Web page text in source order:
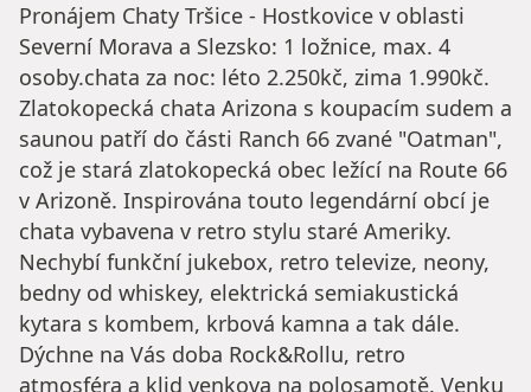
Pronájem Chaty Tršice - Hostkovice v oblasti
Severní Morava a Slezsko: 1 ložnice, max. 4
osoby.chata za noc: léto 2.250kč, zima 1.990kč.
Zlatokopecká chata Arizona s koupacím sudem a
saunou patří do části Ranch 66 zvané "Oatman",
což je stará zlatokopecká obec ležící na Route 66
v Arizoně. Inspirována touto legendární obcí je
chata vybavena v retro stylu staré Ameriky.
Nechybí funkční jukebox, retro televize, neony,
bedny od whiskey, elektrická semiakustická
kytara s kombem, krbová kamna a tak dále.
Dýchne na Vás doba Rock&Rollu, retro
atmosféra a klid venkova na polosamotě. Venku